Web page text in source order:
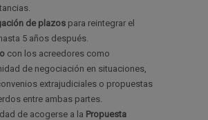
de plazos para reintegrar el
5 años después.
con los acreedores como
de negociación en situaciones,
extrajudiciales o propuestas
entre ambas partes.
de acogerse a la Propuesta